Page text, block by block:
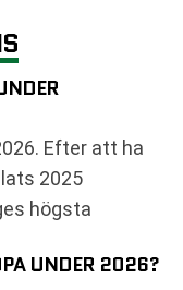
Efter att ha
2025
högsta
UNDER 2026?